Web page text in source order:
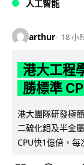
人工智能
arthur 18 小
港大工程
勝標準
港大團隊研發極
二硫化鉬及半金
CPU快1億倍，每